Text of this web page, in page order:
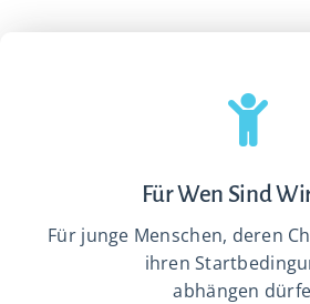
Für Wen Sind
Für junge Menschen, deren
ihren
abhängen